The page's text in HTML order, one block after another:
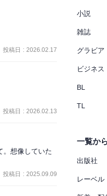
投稿日 : 2026.02.17
らないけど希
トルが答えなん
投稿日 : 2026.02.13
。想像していた
投稿日 : 2025.09.09
小説
雑誌
グラビア
ビジネス
BL
TL
一覧か
出版社
レーベル